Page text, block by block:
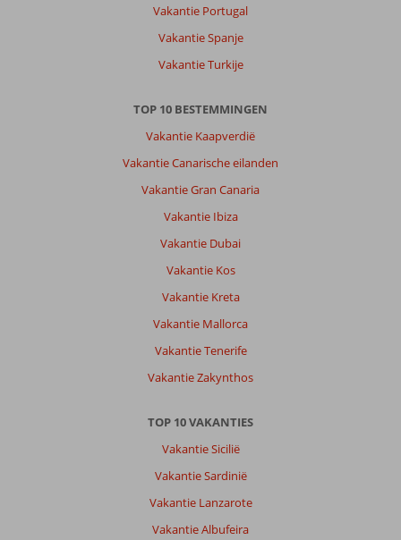
Vakantie Portugal
Vakantie Spanje
Vakantie Turkije
TOP 10 BESTEMMINGEN
Vakantie Kaapverdië
Vakantie Canarische eilanden
Vakantie Gran Canaria
Vakantie Ibiza
Vakantie Dubai
Vakantie Kos
Vakantie Kreta
Vakantie Mallorca
Vakantie Tenerife
Vakantie Zakynthos
TOP 10 VAKANTIES
Vakantie Sicilië
Vakantie Sardinië
Vakantie Lanzarote
Vakantie Albufeira